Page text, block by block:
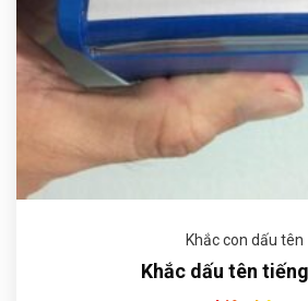
Khắc con dấu tên
Khắc dấu tên